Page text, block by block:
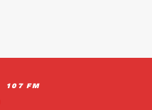
107 FM